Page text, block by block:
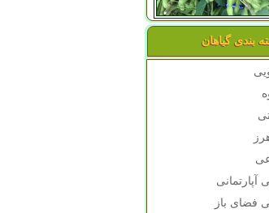
بندی گیاهان
آپارتمانی
فضای باز